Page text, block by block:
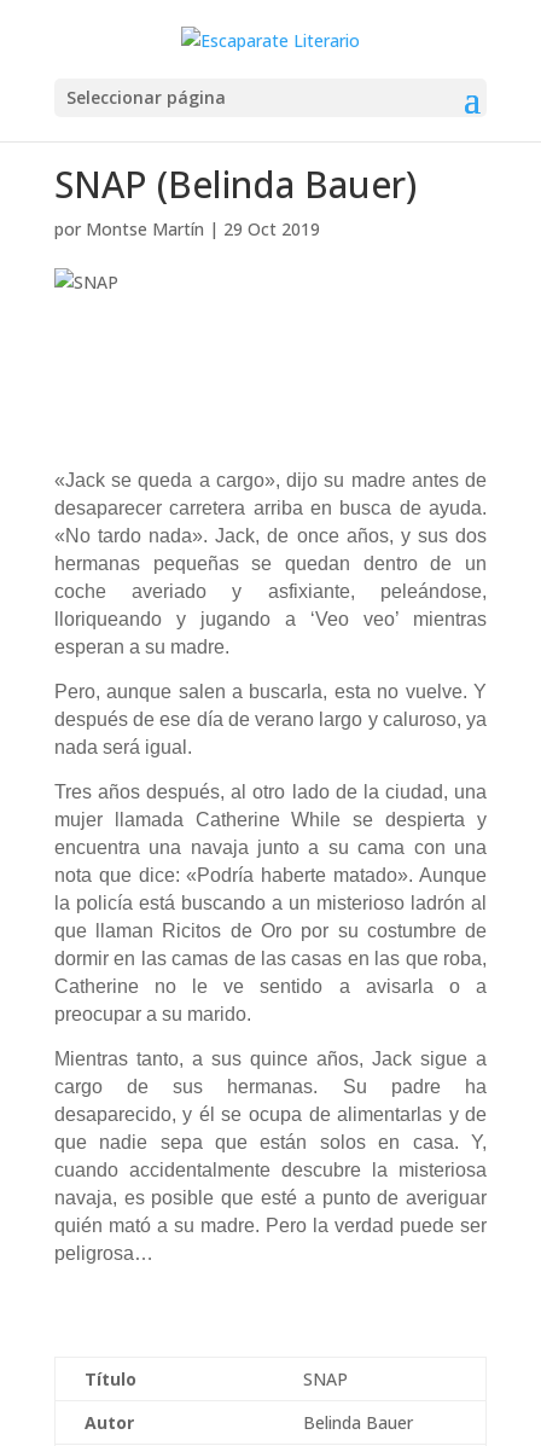
Seleccionar página
SNAP (Belinda Bauer)
por Montse Martín | 29 Oct 2019
«Jack se queda a cargo», dijo su madre antes de
desaparecer carretera arriba en busca de ayuda.
«No tardo nada». Jack, de once años, y sus dos
hermanas pequeñas se quedan dentro de un
coche averiado y asfixiante, peleándose,
lloriqueando y jugando a ‘Veo veo’ mientras
esperan a su madre.
Pero, aunque salen a buscarla, esta no vuelve. Y
después de ese día de verano largo y caluroso, ya
nada será igual.
Tres años después, al otro lado de la ciudad, una
mujer llamada Catherine While se despierta y
encuentra una navaja junto a su cama con una
nota que dice: «Podría haberte matado». Aunque
la policía está buscando a un misterioso ladrón al
que llaman Ricitos de Oro por su costumbre de
dormir en las camas de las casas en las que roba,
Catherine no le ve sentido a avisarla o a
preocupar a su marido.
Mientras tanto, a sus quince años, Jack sigue a
cargo de sus hermanas. Su padre ha
desaparecido, y él se ocupa de alimentarlas y de
que nadie sepa que están solos en casa. Y,
cuando accidentalmente descubre la misteriosa
navaja, es posible que esté a punto de averiguar
quién mató a su madre. Pero la verdad puede ser
peligrosa…
Título
SNAP
Autor
Belinda Bauer